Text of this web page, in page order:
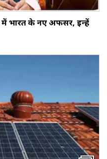
में भारत के नए अफसर, इन्हें